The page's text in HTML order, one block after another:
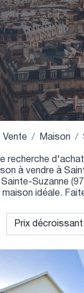
Vente Maison
recherche
à vendre à
Suzanne
maison idéale.